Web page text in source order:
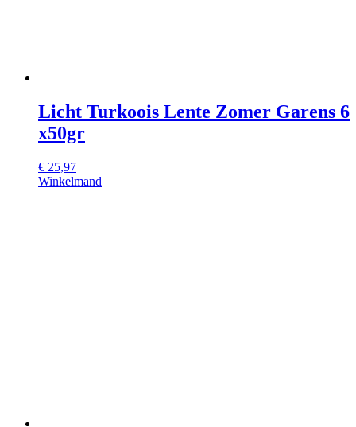
Licht Turkoois Lente Zomer Garens 6
x50gr
€ 25,97
Winkelmand